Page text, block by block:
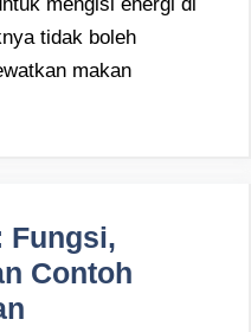
tidak boleh
makan
Fungsi,
Contoh